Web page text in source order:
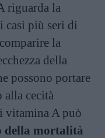
riguarda la
casi più seri di
la
della
possono portare
alla cecità
vitamina A può
della mortalità